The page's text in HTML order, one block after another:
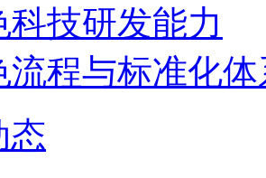
科技研发能力
流程与标准化体
态